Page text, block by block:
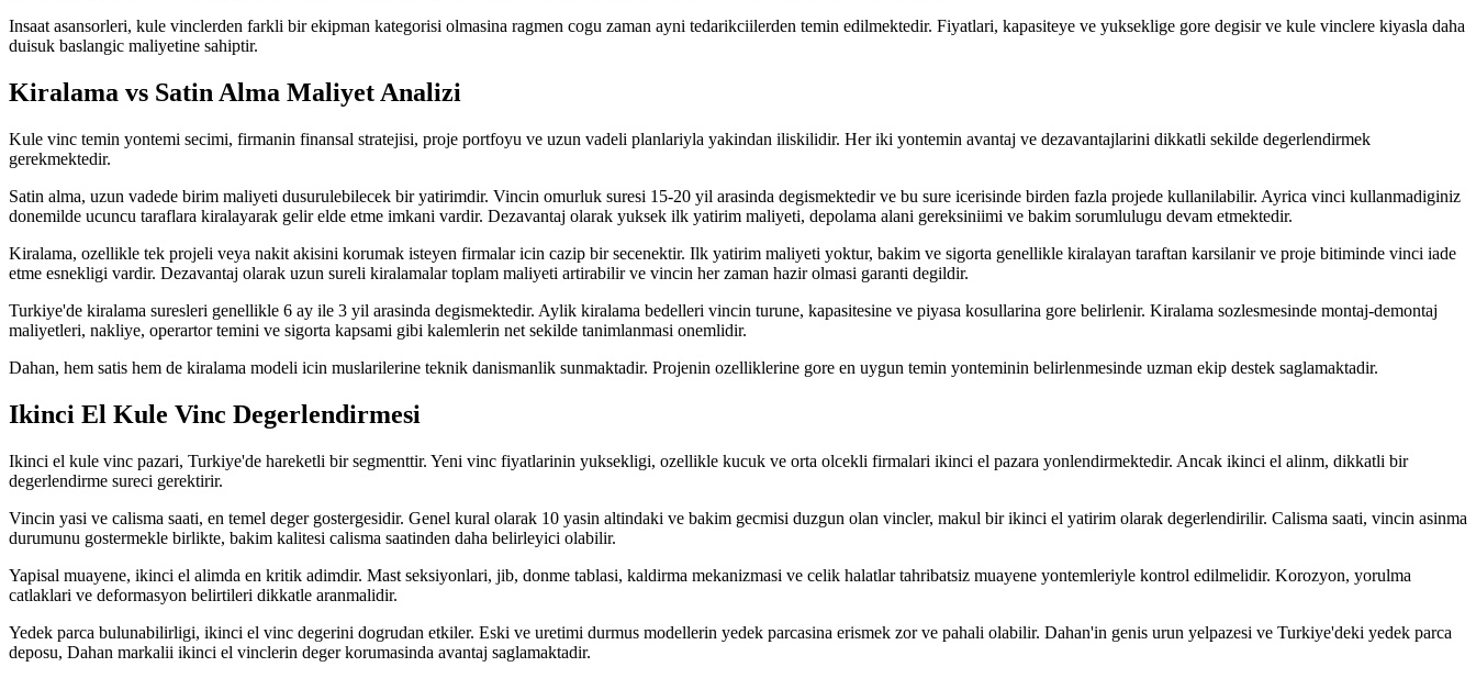
Insaat asansorleri, kule vinclerden farkli bir ekipman kategorisi olmasina ragmen cogu zaman ayni tedarikciilerden temin edilmektedir. Fiyatlari, kapasiteye ve yukseklige gore degisir ve kule vinclere kiyasla daha
duisuk baslangic maliyetine sahiptir.
Kiralama vs Satin Alma Maliyet Analizi
Kule vinc temin yontemi secimi, firmanin finansal stratejisi, proje portfoyu ve uzun vadeli planlariyla yakindan iliskilidir. Her iki yontemin avantaj ve dezavantajlarini dikkatli sekilde degerlendirmek
gerekmektedir.
Satin alma, uzun vadede birim maliyeti dusurulebilecek bir yatirimdir. Vincin omurluk suresi 15-20 yil arasinda degismektedir ve bu sure icerisinde birden fazla projede kullanilabilir. Ayrica vinci kullanmadiginiz
donemilde ucuncu taraflara kiralayarak gelir elde etme imkani vardir. Dezavantaj olarak yuksek ilk yatirim maliyeti, depolama alani gereksiniimi ve bakim sorumlulugu devam etmektedir.
Kiralama, ozellikle tek projeli veya nakit akisini korumak isteyen firmalar icin cazip bir secenektir. Ilk yatirim maliyeti yoktur, bakim ve sigorta genellikle kiralayan taraftan karsilanir ve proje bitiminde vinci iade
etme esnekligi vardir. Dezavantaj olarak uzun sureli kiralamalar toplam maliyeti artirabilir ve vincin her zaman hazir olmasi garanti degildir.
Turkiye'de kiralama suresleri genellikle 6 ay ile 3 yil arasinda degismektedir. Aylik kiralama bedelleri vincin turune, kapasitesine ve piyasa kosullarina gore belirlenir. Kiralama sozlesmesinde montaj-demontaj
maliyetleri, nakliye, operartor temini ve sigorta kapsami gibi kalemlerin net sekilde tanimlanmasi onemlidir.
Dahan, hem satis hem de kiralama modeli icin muslarilerine teknik danismanlik sunmaktadir. Projenin ozelliklerine gore en uygun temin yonteminin belirlenmesinde uzman ekip destek saglamaktadir.
Ikinci El Kule Vinc Degerlendirmesi
Ikinci el kule vinc pazari, Turkiye'de hareketli bir segmenttir. Yeni vinc fiyatlarinin yuksekligi, ozellikle kucuk ve orta olcekli firmalari ikinci el pazara yonlendirmektedir. Ancak ikinci el alinm, dikkatli bir
degerlendirme sureci gerektirir.
Vincin yasi ve calisma saati, en temel deger gostergesidir. Genel kural olarak 10 yasin altindaki ve bakim gecmisi duzgun olan vincler, makul bir ikinci el yatirim olarak degerlendirilir. Calisma saati, vincin asinma
durumunu gostermekle birlikte, bakim kalitesi calisma saatinden daha belirleyici olabilir.
Yapisal muayene, ikinci el alimda en kritik adimdir. Mast seksiyonlari, jib, donme tablasi, kaldirma mekanizmasi ve celik halatlar tahribatsiz muayene yontemleriyle kontrol edilmelidir. Korozyon, yorulma
catlaklari ve deformasyon belirtileri dikkatle aranmalidir.
Yedek parca bulunabilirligi, ikinci el vinc degerini dogrudan etkiler. Eski ve uretimi durmus modellerin yedek parcasina erismek zor ve pahali olabilir. Dahan'in genis urun yelpazesi ve Turkiye'deki yedek parca
deposu, Dahan markalii ikinci el vinclerin deger korumasinda avantaj saglamaktadir.